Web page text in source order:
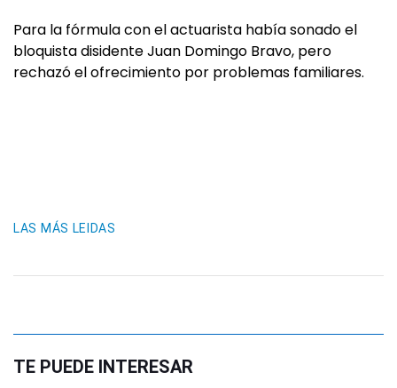
Para la fórmula con el actuarista había sonado el
bloquista disidente Juan Domingo Bravo, pero
rechazó el ofrecimiento por problemas familiares.
LAS MÁS LEIDAS
TE PUEDE INTERESAR